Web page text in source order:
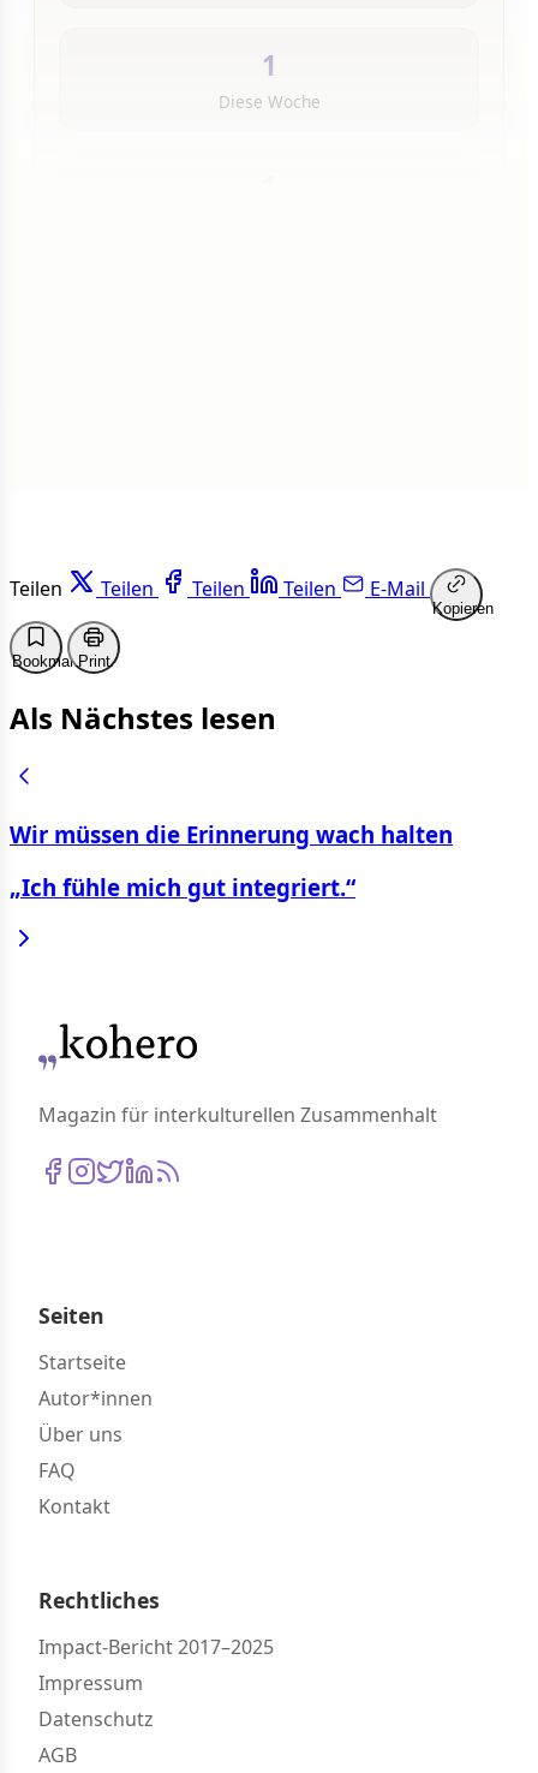
1
Diese Woche
Teilen Teilen Teilen Teilen E-Mail
Kopieren
BookmarkPrint
Als Nächstes lesen
Wir müssen die Erinnerung wach halten
„Ich fühle mich gut integriert.“
Magazin für interkulturellen Zusammenhalt
Seiten
Startseite
Autor*innen
Über uns
FAQ
Kontakt
Rechtliches
Impact-Bericht 2017–2025
Impressum
Datenschutz
AGB